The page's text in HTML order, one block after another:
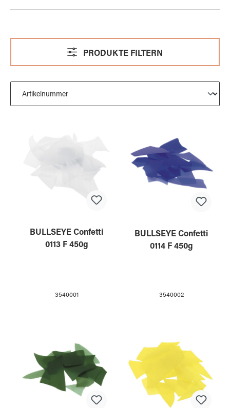
PRODUKTE FILTERN
BULLSEYE Confetti
0113 F 450g
3540001
BULLSEYE Confetti
0114 F 450g
3540002